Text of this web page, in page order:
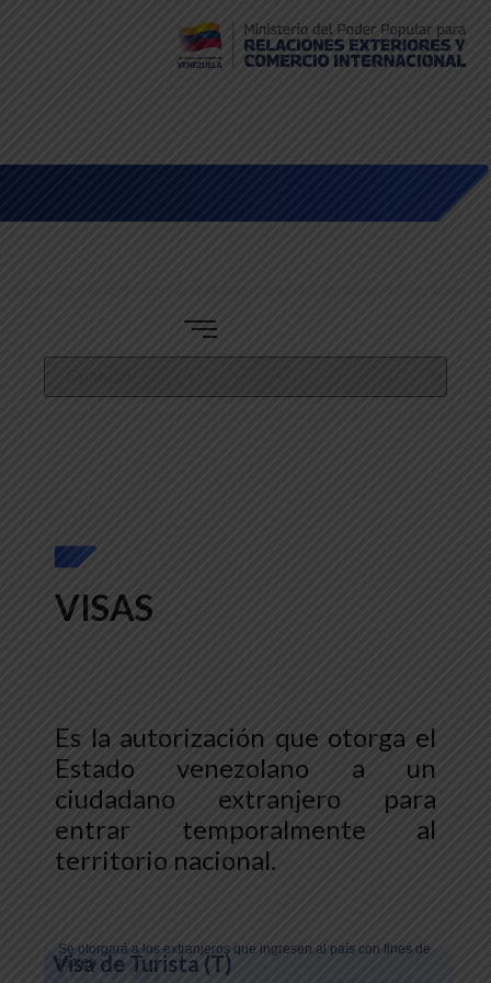
VISAS
Es la autorización que otorga el
Estado venezolano a un
ciudadano extranjero para
entrar temporalmente al
territorio nacional.
Visa de Turista (T)
Se otorgará a los extranjeros que ingresen al país con fines de
recreo...